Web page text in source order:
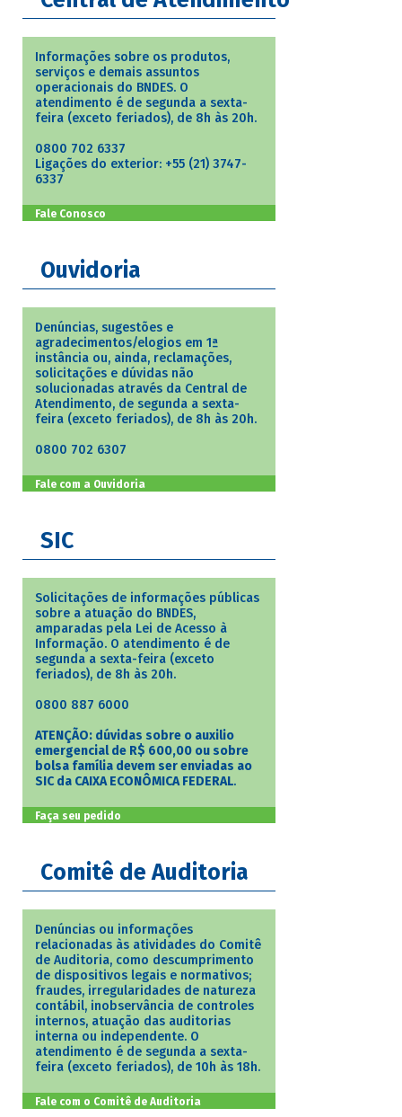
Informações sobre os produtos,
serviços e demais assuntos
operacionais do BNDES. O
atendimento é de segunda a sexta-
feira (exceto feriados), de 8h às 20h.
0800 702 6337
Ligações do exterior: +55 (21) 3747-
6337
Fale Conosco
Ouvidoria
Denúncias, sugestões e
agradecimentos/elogios em 1ª
instância ou, ainda, reclamações,
solicitações e dúvidas não
solucionadas através da Central de
Atendimento, de segunda a sexta-
feira (exceto feriados), de 8h às 20h.
0800 702 6307
Fale com a Ouvidoria
SIC
Solicitações de informações públicas
sobre a atuação do BNDES,
amparadas pela Lei de Acesso à
Informação. O atendimento é de
segunda a sexta-feira (exceto
feriados), de 8h às 20h.
0800 887 6000
ATENÇÃO: dúvidas sobre o auxilio
emergencial de R$ 600,00 ou sobre
bolsa família devem ser enviadas ao
SIC da CAIXA ECONÔMICA FEDERAL.
Faça seu pedido
Comitê de Auditoria
Denúncias ou informações
relacionadas às atividades do Comitê
de Auditoria, como descumprimento
de dispositivos legais e normativos;
fraudes, irregularidades de natureza
contábil, inobservância de controles
internos, atuação das auditorias
interna ou independente. O
atendimento é de segunda a sexta-
feira (exceto feriados), de 10h às 18h.
Fale com o Comitê de Auditoria